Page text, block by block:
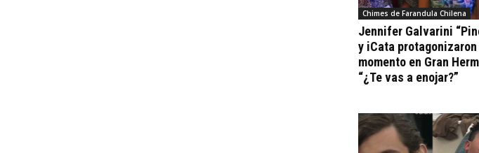
Chimes de Farandula Chilena
Jennifer Galvarini
y iCata
momento en Gran
“¿Te vas a enojar?”